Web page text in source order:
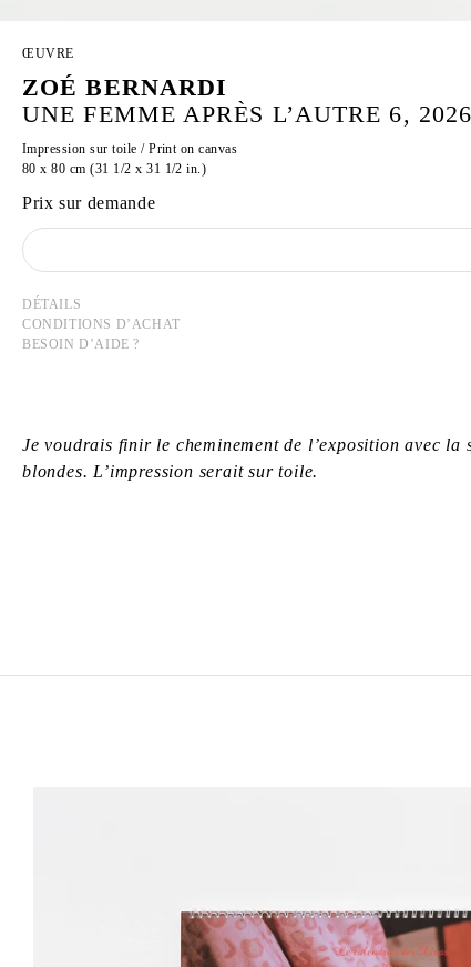
ŒUVRE
ZOÉ BERNARDI
UNE FEMME APRÈS L’AUTRE 6, 2026
Impression sur toile / Print on canvas
80 x 80 cm (31 1/2 x 31 1/2 in.)
Prix sur demande
DÉTAILS
CONDITIONS D’ACHAT
BESOIN D’AIDE ?
Je voudrais finir le cheminement de l’exposition avec
blondes. L’impression serait sur toile.